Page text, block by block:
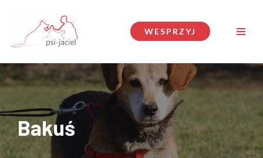
Przejdź
do
WESPRZYJ
Bakuś